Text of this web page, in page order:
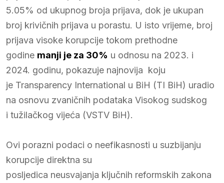
5.05% od ukupnog broja prijava, dok je ukupan
broj krivičnih prijava u porastu. U isto vrijeme, broj
prijava visoke korupcije tokom prethodne
godine manji je za 30% u odnosu na 2023. i
2024. godinu, pokazuje najnovija koju
je Transparency International u BiH (TI BiH) uradio
na osnovu zvaničnih podataka Visokog sudskog
i tužilačkog vijeća (VSTV BiH).
Ovi porazni podaci o neefikasnosti u suzbijanju
korupcije direktna su
posljedica neusvajanja ključnih reformskih zakona